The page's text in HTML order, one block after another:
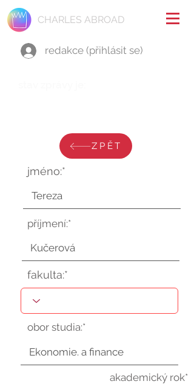
CHARLES ABROAD
redakce (přihlásit se)
ZPĚT
jméno:*
příjmení:*
fakulta:*
obor studia:*
akademický rok*